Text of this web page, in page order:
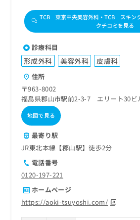
TCB 東京中央美容外科・TCB スキン
クチコミを見る
診療科目
形成外科 美容外科 皮膚科
住所
〒963-8002
福島県郡山市駅前2-3-7 エリート30ビ
地図で見る
最寄り駅
JR東北本線【郡山駅】徒歩2分
電話番号
0120-197-221
ホームページ
https://aoki-tsuyoshi.com/